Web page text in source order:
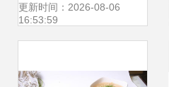
之道
更新时间：2026-08-06
16:53:59